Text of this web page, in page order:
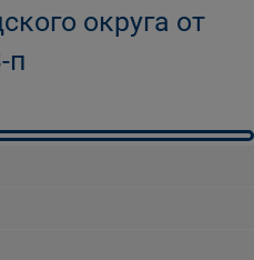
округа от
п